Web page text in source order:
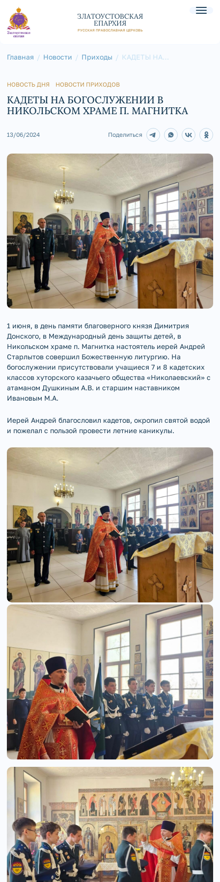
ЗЛАТОУСТОВСКАЯ
ЕПАРХИЯ
РУССКАЯ ПРАВОСЛАВНАЯ ЦЕРКОВЬ
Главная Новости Приходы
КАДЕТЫ НА
НОВОСТЬ ДНЯ НОВОСТИ ПРИХОДОВ
КАДЕТЫ НА БОГОСЛУЖЕНИИ В
НИКОЛЬСКОМ ХРАМЕ П. МАГНИТКА
13/06/2024 Поделиться
1 июня, в день памяти благоверного князя Димитрия
Донского, в Международный день защиты детей, в
Никольском храме п. Магнитка настоятель иерей Андрей
Старлытов совершил Божественную литургию. На
богослужении присутствовали учащиеся 7 и 8 кадетских
классов хуторского казачьего общества «Николаевский» с
атаманом Душкиным А.В. и старшим наставником
Ивановым М.А.
Иерей Андрей благословил кадетов, окропил святой водой
и пожелал с пользой провести летние каникулы.